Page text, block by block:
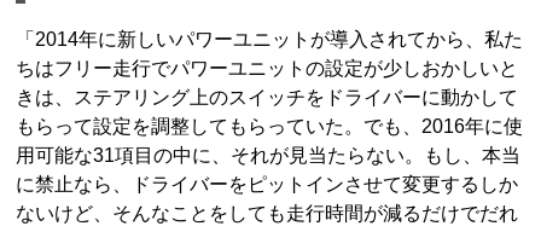
「2014年に新しいパワーユニットが導入されてから、私た
ちはフリー走行でパワーユニットの設定が少しおかしいと
きは、ステアリング上のスイッチをドライバーに動かして
もらって設定を調整してもらっていた。でも、2016年に使
用可能な31項目の中に、それが見当たらない。もし、本当
に禁止なら、ドライバーをピットインさせて変更するしか
ないけど、そんなことをしても走行時間が減るだけでだれ